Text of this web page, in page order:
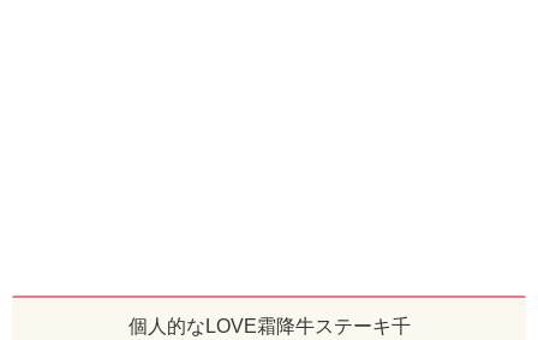
個人的なLOVE霜降牛ステーキ千